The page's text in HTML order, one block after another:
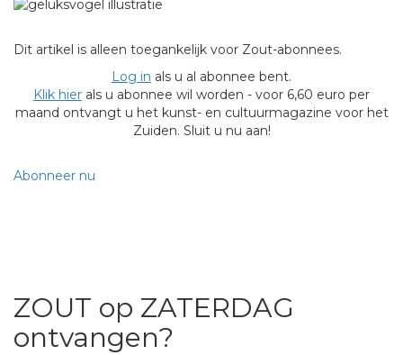
Dit artikel is alleen toegankelijk voor Zout-abonnees.
Log in als u al abonnee bent.
Klik hier als u abonnee wil worden - voor 6,60 euro per
maand ontvangt u het kunst- en cultuurmagazine voor het
Zuiden. Sluit u nu aan!
Abonneer nu
ZOUT op ZATERDAG
ontvangen?